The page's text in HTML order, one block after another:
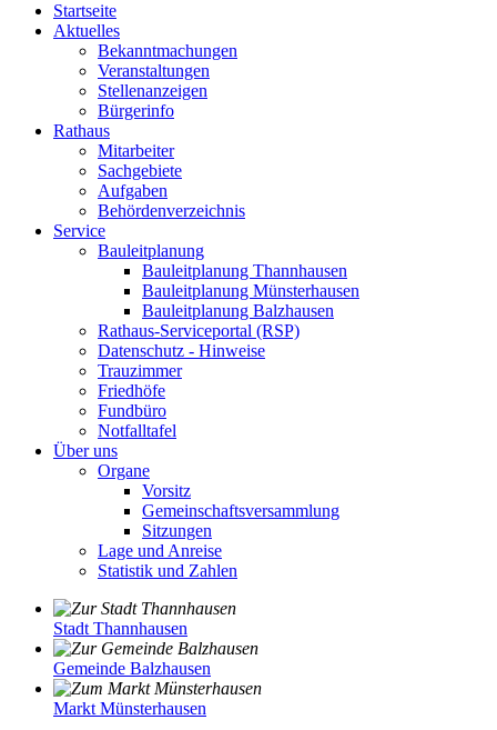
Startseite
Aktuelles
Bekanntmachungen
Veranstaltungen
Stellenanzeigen
Bürgerinfo
Rathaus
Mitarbeiter
Sachgebiete
Aufgaben
Behördenverzeichnis
Service
Bauleitplanung
Bauleitplanung Thannhausen
Bauleitplanung Münsterhausen
Bauleitplanung Balzhausen
Rathaus-Serviceportal (RSP)
Datenschutz - Hinweise
Trauzimmer
Friedhöfe
Fundbüro
Notfalltafel
Über uns
Organe
Vorsitz
Gemeinschaftsversammlung
Sitzungen
Lage und Anreise
Statistik und Zahlen
Stadt Thannhausen
Gemeinde Balzhausen
Markt Münsterhausen